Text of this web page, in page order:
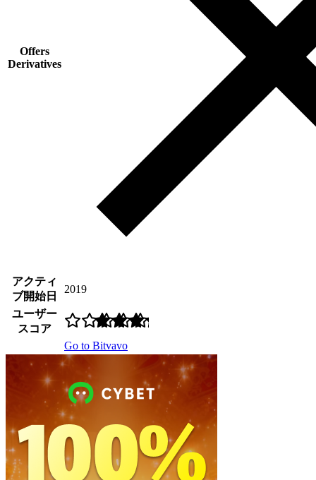
Offers
Derivatives
アクティ
ブ開始日
2019
ユーザー
スコア
Go to Bitvavo